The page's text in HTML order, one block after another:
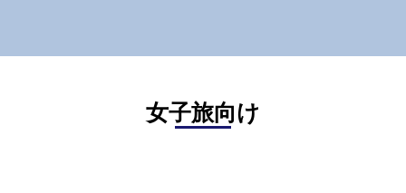
女子旅向け